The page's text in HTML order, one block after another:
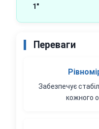
1"
Переваги
Забезпечує
кожного